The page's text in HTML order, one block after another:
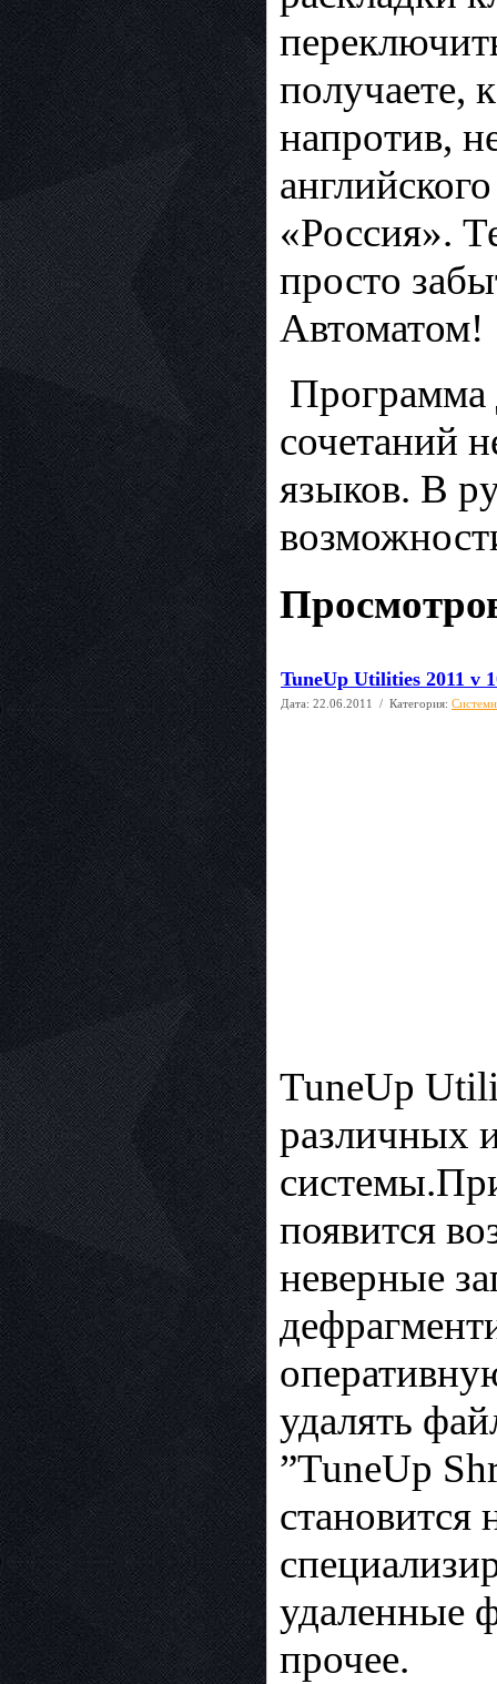
получаете,
напротив,
«Россия».
просто
Автоматом!
Программа
сочетаний
языков. В
TuneUp Utilities 2011 v
Дата: 22.06.2011 / Категория:
TuneUp
различных
появится
неверные
удалять
”TuneUp
становится
удаленные
прочее.